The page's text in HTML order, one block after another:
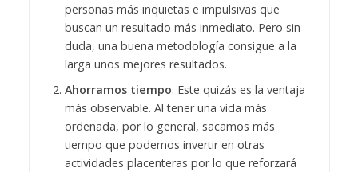
personas más inquietas e impulsivas que
buscan un resultado más inmediato. Pero sin
duda, una buena metodología consigue a la
larga unos mejores resultados.
Ahorramos tiempo. Este quizás es la ventaja
más observable. Al tener una vida más
ordenada, por lo general, sacamos más
tiempo que podemos invertir en otras
actividades placenteras por lo que reforzará